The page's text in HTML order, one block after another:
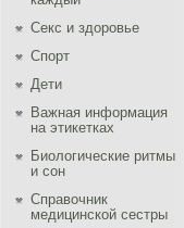
Секс и здоровье
Спорт
Дети
Важная информация
на этикетках
Биологические ритмы
и сон
Справочник
медицинской сестры